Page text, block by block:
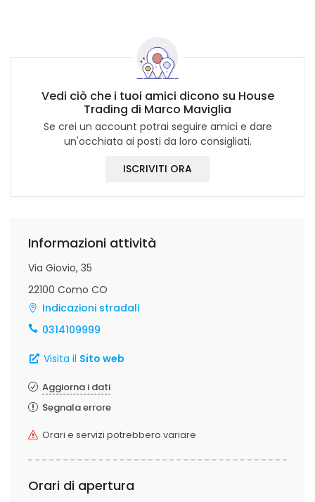
Vedi ciò che i tuoi amici dicono su House
Trading di Marco Maviglia
Se crei un account potrai seguire amici e dare
un'occhiata ai posti da loro consigliati.
ISCRIVITI ORA
Informazioni attività
Via Giovio, 35
22100 Como CO
Indicazioni stradali
0314109999
Visita il Sito web
Aggiorna i dati
Segnala errore
Orari e servizi potrebbero variare
Orari di apertura